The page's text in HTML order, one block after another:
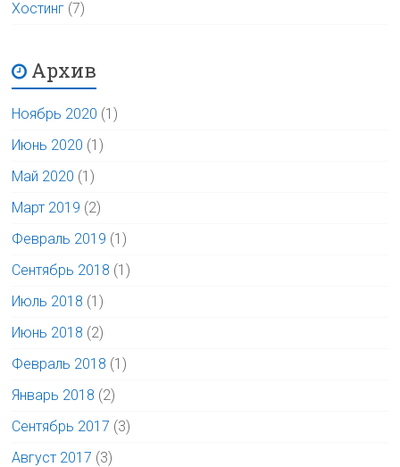
Хостинг (7)
Архив
Ноябрь 2020 (1)
Июнь 2020 (1)
Май 2020 (1)
Март 2019 (2)
Февраль 2019 (1)
Сентябрь 2018 (1)
Июль 2018 (1)
Июнь 2018 (2)
Февраль 2018 (1)
Январь 2018 (2)
Сентябрь 2017 (3)
Август 2017 (3)